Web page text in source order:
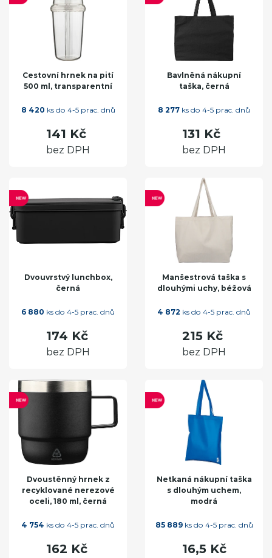
Cestovní hrnek na pití
500 ml, transparentní
8 420 ks do 4-5 prac. dnů
141 Kč
bez DPH
Bavlněná nákupní
taška, černá
8 277 ks do 4-5 prac. dnů
131 Kč
bez DPH
Dvouvrstvý lunchbox,
černá
6 880 ks do 4-5 prac. dnů
174 Kč
bez DPH
Manšestrová taška s
dlouhými uchy, béžová
4 872 ks do 4-5 prac. dnů
215 Kč
bez DPH
Dvoustěnný hrnek z
recyklované nerezové
oceli, 180 ml, černá
4 754 ks do 4-5 prac. dnů
162 Kč
Netkaná nákupní taška
s dlouhým uchem,
modrá
85 889ks do 4-5 prac. dnů
16,5 Kč